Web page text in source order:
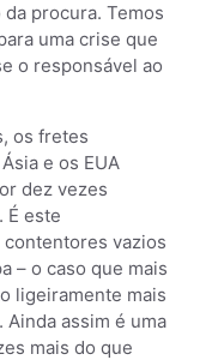
procura. Temos
uma crise que
o responsável ao
os fretes
e os EUA
dez vezes
É este
vazios
– o caso que mais
ligeiramente mais
Ainda assim é uma
mais do que